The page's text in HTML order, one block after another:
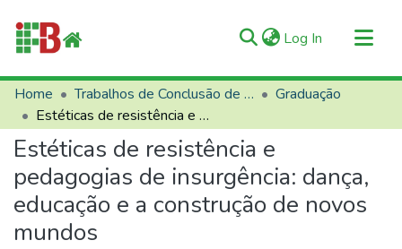
Log In (current)
Communities & Collections
All of RIIFB
Manuals and Terms
Statistics
About RIIFB
Help
Home Trabalhos de Conclusão de Curso (TCCs)
Graduação
Estéticas de resistência e pedagogias de insurgência: dança, educação e a construção de novos mundos
Estéticas de resistência e
pedagogias de insurgência: dança,
educação e a construção de novos
mundos